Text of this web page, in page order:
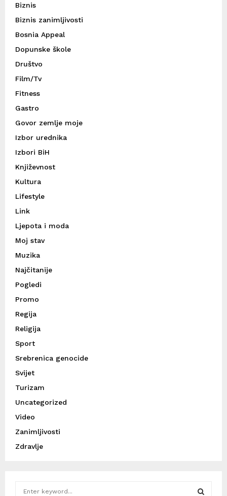
Biznis
Biznis zanimljivosti
Bosnia Appeal
Dopunske škole
Društvo
Film/Tv
Fitness
Gastro
Govor zemlje moje
Izbor urednika
Izbori BiH
Književnost
Kultura
Lifestyle
Link
Ljepota i moda
Moj stav
Muzika
Najčitanije
Pogledi
Promo
Regija
Religija
Sport
Srebrenica genocide
Svijet
Turizam
Uncategorized
Video
Zanimljivosti
Zdravlje